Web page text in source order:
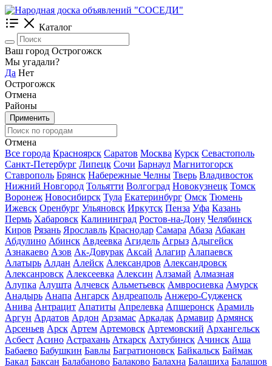
Каталог
Ваш город Острогожск
Мы угадали?
Да Нет
Острогожск
Отмена
Районы
Применить
Отмена
Все города Красноярск Саратов Москва Курск Севастополь
Санкт-Петербург Липецк Сочи Барнаул Магнитогорск
Ставрополь Брянск Набережные Челны Тверь Владивосток
Нижний Новгород Тольятти Волгоград Новокузнецк Томск
Воронеж Новосибирск Тула Екатеринбург Омск Тюмень
Ижевск Оренбург Ульяновск Иркутск Пенза Уфа Казань
Пермь Хабаровск Калининград Ростов-на-Дону Челябинск
Киров Рязань Ярославль Краснодар Самара Абаза Абакан
Абдулино Абинск Авдеевка Агидель Агрыз Адыгейск
Азнакаево Азов Ак-Довурак Аксай Алагир Алапаевск
Алатырь Алдан Алейск Александров Александровск
Алексанровск Алексеевка Алексин Алзамай Алмазная
Алупка Алушта Алчевск Альметьевск Амвросиевка Амурск
Анадырь Анапа Ангарск Андреаполь Анжеро-Судженск
Анива Антрацит Апатиты Апрелевка Апшеронск Арамиль
Аргун Ардатов Ардон Арзамас Аркадак Армавир Армянск
Арсеньев Арск Артем Артемовск Артемовский Архангельск
Асбест Асино Астрахань Аткарск Ахтубинск Ачинск Аша
Бабаево Бабушкин Бавлы Багратионовск Байкальск Баймак
Бакал Баксан Балабаново Балаково Балахна Балашиха Балашов